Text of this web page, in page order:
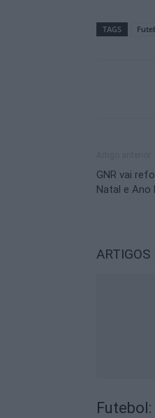
TAGS
GNR vai
Natal e Ano
ARTIGOS